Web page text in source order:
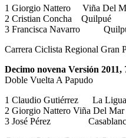
1 Giorgio Nattero Viña Del
2 Cristian Concha Quilpué
3 Francisca Navarro
Carrera Ciclista Regional Gran
Decimo novena Versión 2011,
Doble Vuelta A Papudo
1 Claudio Gutiérrez La Ligua
2 Giorgio Nattero Viña Del Mar
3 José Pérez